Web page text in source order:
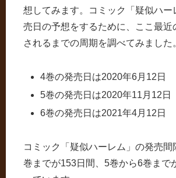
想してみます。コミック「疑似ハー
売日の予想をするために、ここ最近
されるまでの周期を調べてみました
4巻の発売日は2020年6月12日
5巻の発売日は2020年11月12日
6巻の発売日は2021年4月12日
コミック「疑似ハーレム」の発売間
巻までが153日間、5巻から6巻まで